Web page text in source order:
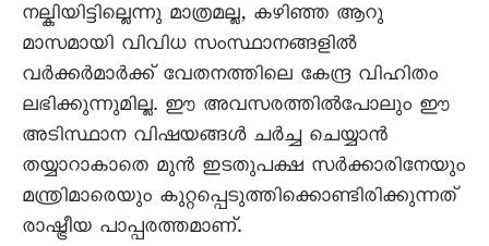
നല്കിയിട്ടില്ലെന്നു മാത്രമല്ല, കഴിഞ്ഞ ആറു
മാസമായി വിവിധ സംസ്ഥാനങ്ങളിൽ
വർക്കർമാർക്ക് വേതനത്തിലെ കേന്ദ്ര വിഹിതം
ലഭിക്കുന്നുമില്ല. ഈ അവസരത്തിൽപോലും ഈ
അടിസ്ഥാന വിഷയങ്ങൾ ചർച്ച ചെയ്യാൻ
തയ്യാറാകാതെ മുൻ ഇടതുപക്ഷ സർക്കാരിനേയും
മന്ത്രിമാരെയും കുറ്റപ്പെടുത്തിക്കൊണ്ടിരിക്കുന്നത്
രാഷ്ട്രീയ പാപ്പരത്തമാണ്.